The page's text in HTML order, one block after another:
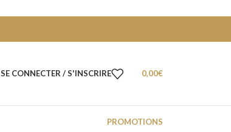
SE CONNECTER / S'INSCRIRE 0,00€
PROMOTIONS